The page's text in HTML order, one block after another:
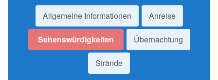
Allgemeine Informationen Anreise
Sehenswürdigkeiten Übernachtung
Strände